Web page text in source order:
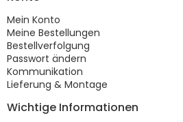
Mein Konto
Meine Bestellungen
Bestellverfolgung
Passwort ändern
Kommunikation
Lieferung & Montage
Wichtige Informationen